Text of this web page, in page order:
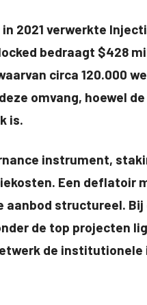
2021 verwerkte
bedraagt $428
circa 120.000
omvang, hoewel
is.
instrument,
Een deflatoir
structureel. Bij
de top projecten
de